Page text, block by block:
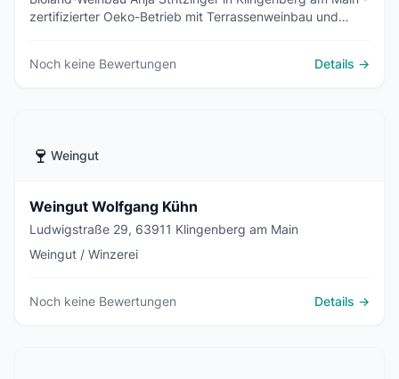
zertifizierter Oeko-Betrieb mit Terrassenweinbau und
Noch keine Bewertungen
Details →
🍷 Weingut
Weingut Wolfgang Kühn
Ludwigstraße 29, 63911 Klingenberg am Main
Weingut / Winzerei
Noch keine Bewertungen Details →